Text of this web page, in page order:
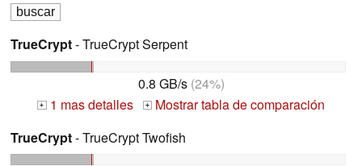
TrueCrypt- TrueCrypt Serpent
0.8 GB/s(24%)
+ 1 mas detalles +
Mostrar tabla de comparación
TrueCrypt- TrueCrypt Twofish